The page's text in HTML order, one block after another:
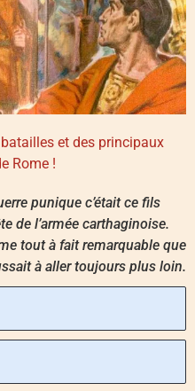
et des principaux
Rome !
punique c’était ce fils
de l’armée carthaginoise.
tout à fait remarquable que
à aller toujours plus loin.